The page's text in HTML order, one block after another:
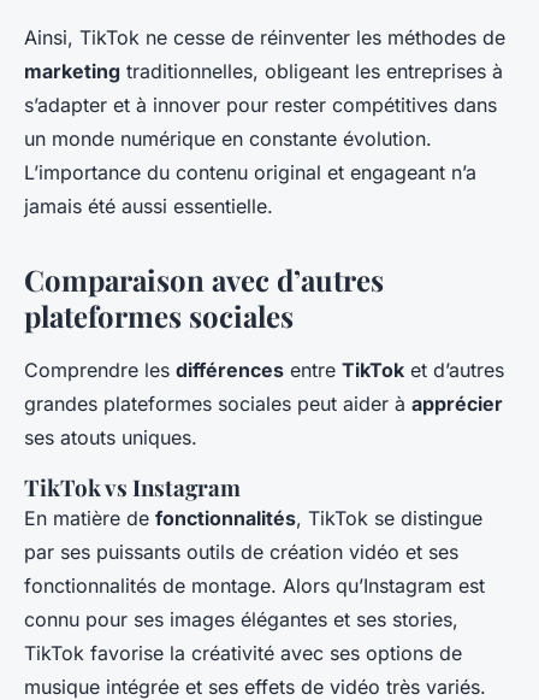
Ainsi, TikTok ne cesse de réinventer les méthodes de
marketing traditionnelles, obligeant les entreprises à
s’adapter et à innover pour rester compétitives dans
un monde numérique en constante évolution.
L’importance du contenu original et engageant n’a
jamais été aussi essentielle.
Comparaison avec d’autres
plateformes sociales
Comprendre les différences entre TikTok et d’autres
grandes plateformes sociales peut aider à apprécier
ses atouts uniques.
TikTok vs Instagram
En matière de fonctionnalités, TikTok se distingue
par ses puissants outils de création vidéo et ses
fonctionnalités de montage. Alors qu’Instagram est
connu pour ses images élégantes et ses stories,
TikTok favorise la créativité avec ses options de
musique intégrée et ses effets de vidéo très variés.